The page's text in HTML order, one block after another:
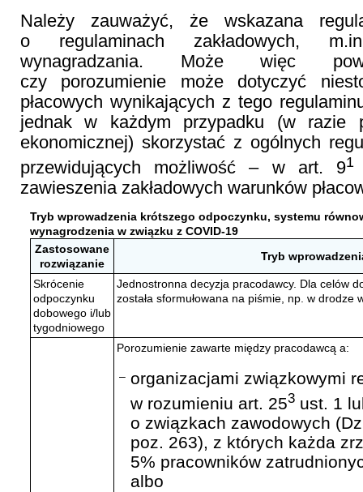
Należy zauważyć, że wskazana
o regulaminach zakładowych,
wynagradzania. Może więc
czy porozumienie może dotyczyć
płacowych wynikających z tego
jednak w każdym przypadku (w razie
ekonomicznej) skorzystać z ogólnych
przewidujących możliwość – w art. 91
zawieszenia zakładowych warunków
Tryb wprowadzenia krótszego odpoczynku, systemu
wynagrodzenia w związku z COVID-19
Zastosowane
rozwiązanie
Tryb
Skrócenie
odpoczynku
dobowego i/lub
tygodniowego
Jednostronna decyzja pracodawcy. Dla celów
została sformułowana na piśmie, np. w drodze
Porozumienie zawarte między pracodawcą a:
– organizacjami związkowymi
w rozumieniu art. 253 ust. 1
o związkach zawodowych
poz. 263), z których każda
5% pracowników
albo